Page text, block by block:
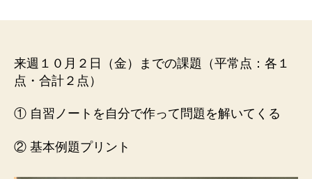
年）
25
日
３・
来週１０月２日（金）までの課題（平常点：各１
点・合計２点）
① 自習ノートを自分で作って問題を解いてくる
② 基本例題プリント